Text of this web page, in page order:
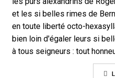
et les si belles rimes de
en toute liberté octo-
bien loin d'égaler leurs si
à tous seigneurs : tout